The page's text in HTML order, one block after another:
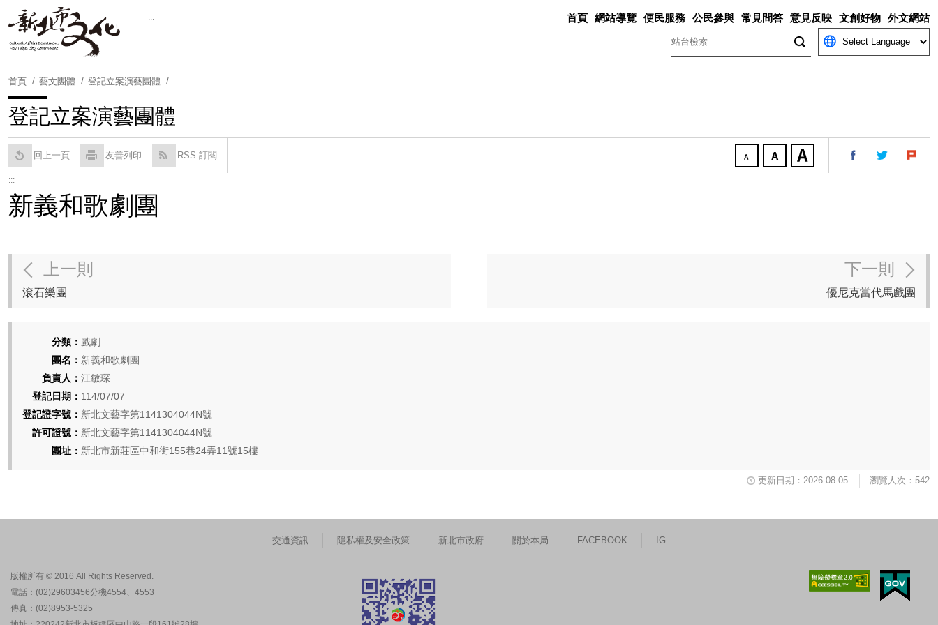
::: 首頁 網站導覽 便民服務 公民參與 常見問答 意見反映 文創好物 外文網站
首頁 藝文團體 登記立案演藝團體
登記立案演藝團體
回上一頁 友善列印 RSS 訂閱
:::
新義和歌劇團
上一則
滾石樂團
下一則
優尼克當代馬戲團
分類： 戲劇
團名： 新義和歌劇團
負責人： 江敏琛
登記日期： 114/07/07
登記證字號： 新北文藝字第1141304044N號
許可證號： 新北文藝字第1141304044N號
團址： 新北市新莊區中和街155巷24弄11號15樓
更新日期：2026-08-05 瀏覽人次：542
交通資訊 隱私權及安全政策 新北市政府 關於本局 FACEBOOK IG
版權所有 © 2016 All Rights Reserved.
電話：(02)29603456分機4554、4553
傳真：(02)8953-5325